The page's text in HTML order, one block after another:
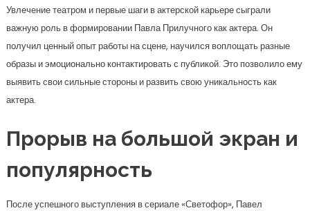
Увлечение театром и первые шаги в актерской карьере сыграли
важную роль в формировании Павла Прилучного как актера. Он
получил ценный опыт работы на сцене, научился воплощать разные
образы и эмоционально контактировать с публикой. Это позволило ему
выявить свои сильные стороны и развить свою уникальность как
актера.
Прорыв на большой экран и
популярность
После успешного выступления в сериале «Светофор», Павел